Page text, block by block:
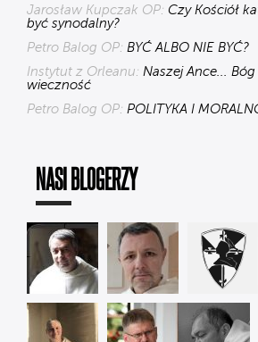
Jarosław Kupczak OP: Czy Kościół
być synodalny?
Petro Balog OP: BYĆ ALBO NIE BYĆ?
Instytut z Orleanu: Naszej Ance...
wieczność
Petro Balog OP: POLITYKA I
NASI BLOGERZY
Jarosław
Kupczak OP
Petro
Balog OP
Instytut
z Orleanu